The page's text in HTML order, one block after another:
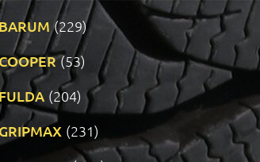
BARUM (229)
(53)
(204)
(231)